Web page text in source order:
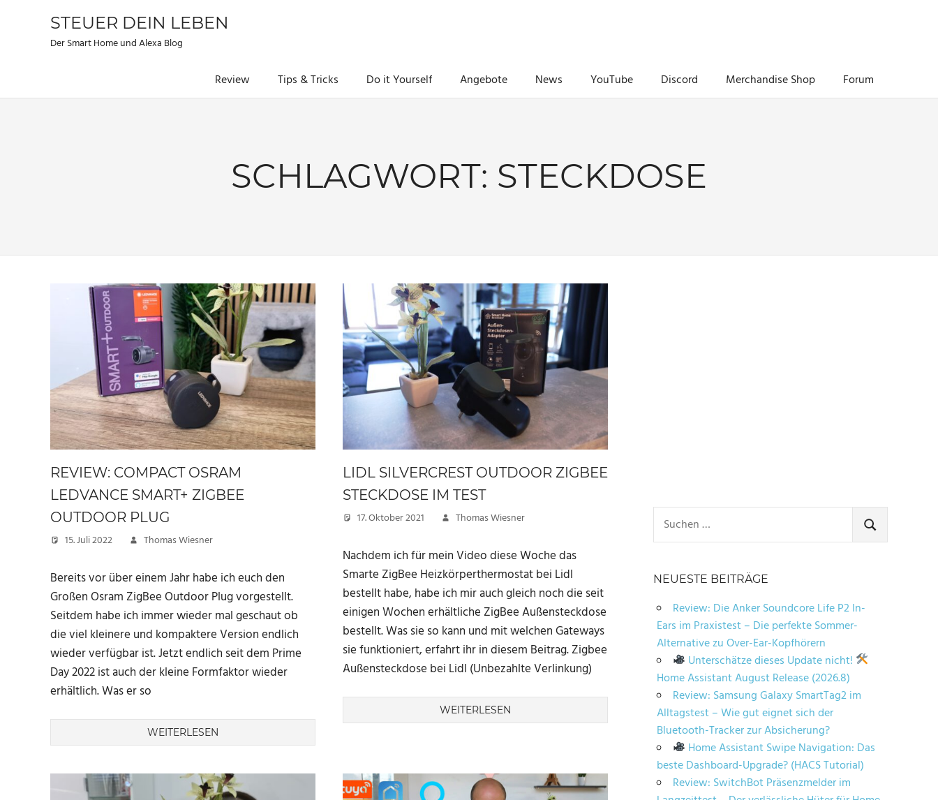
STEUER DEIN LEBEN
Der Smart Home und Alexa Blog
Review Tips & Tricks Do it Yourself Angebote News YouTube Discord Merchandise Shop Forum
SCHLAGWORT: STECKDOSE
REVIEW: COMPACT OSRAM
LEDVANCE SMART+ ZIGBEE
OUTDOOR PLUG
15. Juli 2022 Thomas Wiesner
Bereits vor über einem Jahr habe ich euch den
Großen Osram ZigBee Outdoor Plug vorgestellt.
Seitdem habe ich immer wieder mal geschaut ob
die viel kleinere und kompaktere Version endlich
wieder verfügbar ist. Jetzt endlich seit dem Prime
Day 2022 ist auch der kleine Formfaktor wieder
erhältlich. Was er so
WEITERLESEN
LIDL SILVERCREST OUTDOOR ZIGBEE
STECKDOSE IM TEST
17. Oktober 2021 Thomas Wiesner
Nachdem ich für mein Video diese Woche das
Smarte ZigBee Heizkörperthermostat bei Lidl
bestellt habe, habe ich mir auch gleich noch die seit
einigen Wochen erhältliche ZigBee Außensteckdose
bestellt. Was sie so kann und mit welchen Gateways
sie funktioniert, erfahrt ihr in diesem Beitrag. Zigbee
Außensteckdose bei Lidl (Unbezahlte Verlinkung)
WEITERLESEN
nach:
SUCHEN
NEUESTE BEITRÄGE
Review: Die Anker Soundcore Life P2 In-
Ears im Praxistest – Die perfekte Sommer-
Alternative zu Over-Ear-Kopfhörern
Unterschätze dieses Update nicht!
Home Assistant August Release (2026.8)
Review: Samsung Galaxy SmartTag2 im
Alltagstest – Wie gut eignet sich der
Bluetooth-Tracker zur Absicherung?
Home Assistant Swipe Navigation: Das
beste Dashboard-Upgrade? (HACS Tutorial)
Review: SwitchBot Präsenzmelder im